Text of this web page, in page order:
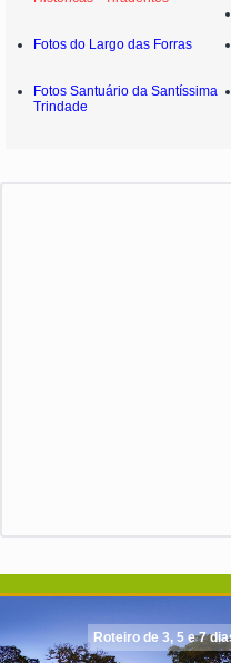
Fotos do Largo das Forras
Fotos Santuário da Santíssima
Trindade
Roteiro de 3, 5 e 7